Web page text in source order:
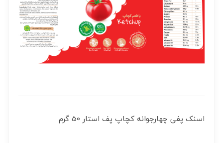
اسنک پفی چهارجوانه کچاپ پف استار 50 گرم